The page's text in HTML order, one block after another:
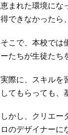
恵まれた環境にな
得できなかったら
そこで、本校では
ーたちが生徒たち
実際に、スキルを
してもらっても、
しかし、クリエー
ロのデザイナーに